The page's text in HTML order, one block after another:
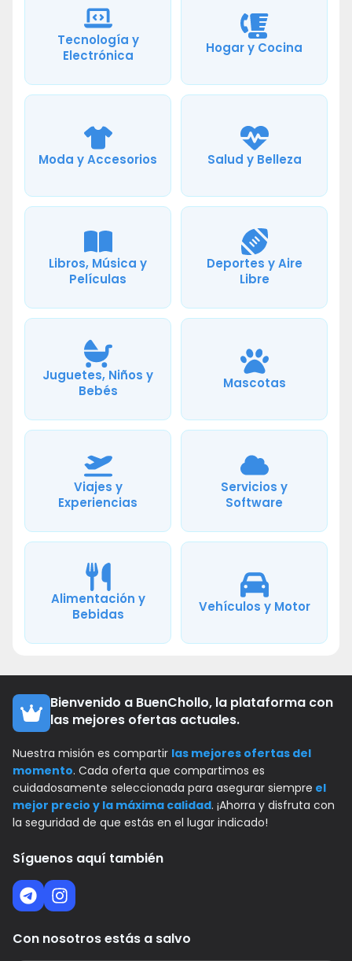
Tecnología y
Electrónica
Hogar y Cocina
Moda y Accesorios Salud y Belleza
Libros, Música y
Películas
Deportes y Aire
Libre
Juguetes, Niños y
Bebés
Mascotas
Viajes y
Experiencias
Servicios y
Software
Alimentación y
Bebidas
Vehículos y Motor
Bienvenido a BuenChollo, la plataforma con
las mejores ofertas actuales.
Nuestra misión es compartir las mejores ofertas del
momento. Cada oferta que compartimos es
cuidadosamente seleccionada para asegurar siempre el
mejor precio y la máxima calidad. ¡Ahorra y disfruta con
la seguridad de que estás en el lugar indicado!
Síguenos aquí también
Con nosotros estás a salvo